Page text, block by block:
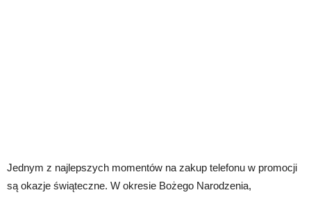
Jednym z najlepszych momentów na zakup telefonu w promocji
są okazje świąteczne. W okresie Bożego Narodzenia,